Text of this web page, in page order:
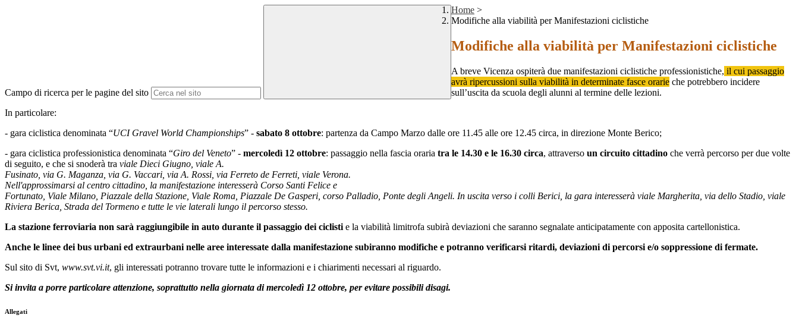
Campo di ricerca per le pagine del sito
Home >
Modifiche alla viabilità per Manifestazioni ciclistiche
Modifiche alla viabilità per Manifestazioni ciclistiche
A breve Vicenza ospiterà due manifestazioni ciclistiche professionistiche, il cui passaggio
avrà ripercussioni sulla viabilità in determinate fasce orarie che potrebbero incidere
sull’uscita da scuola degli alunni al termine delle lezioni.
In particolare:
- gara ciclistica denominata “UCI Gravel World Championships” - sabato 8 ottobre: partenza da Campo Marzo dalle ore 11.45 alle ore 12.45 circa, in direzione Monte Berico;
- gara ciclistica professionistica denominata “Giro del Veneto” - mercoledì 12 ottobre: passaggio nella fascia oraria tra le 14.30 e le 16.30 circa, attraverso un circuito cittadino che verrà percorso per due volte
di seguito, e che si snoderà tra viale Dieci Giugno, viale A.
Fusinato, via G. Maganza, via G. Vaccari, via A. Rossi, via Ferreto de Ferreti, viale Verona.
Nell'approssimarsi al centro cittadino, la manifestazione interesserà Corso Santi Felice e
Fortunato, Viale Milano, Piazzale della Stazione, Viale Roma, Piazzale De Gasperi, corso Palladio, Ponte degli Angeli. In uscita verso i colli Berici, la gara interesserà viale Margherita, via dello Stadio, viale
Riviera Berica, Strada del Tormeno e tutte le vie laterali lungo il percorso stesso.
La stazione ferroviaria non sarà raggiungibile in auto durante il passaggio dei ciclisti e la viabilità limitrofa subirà deviazioni che saranno segnalate anticipatamente con apposita cartellonistica.
Anche le linee dei bus urbani ed extraurbani nelle aree interessate dalla manifestazione subiranno modifiche e potranno verificarsi ritardi, deviazioni di percorsi e/o soppressione di fermate.
Sul sito di Svt, www.svt.vi.it, gli interessati potranno trovare tutte le informazioni e i chiarimenti necessari al riguardo.
Si invita a porre particolare attenzione, soprattutto nella giornata di mercoledì 12 ottobre, per evitare possibili disagi.
Allegati